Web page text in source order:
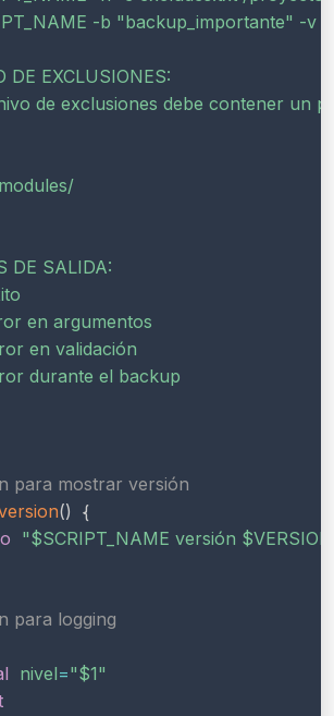
-b "backup_importante" -v
DE EXCLUSIONES:
de exclusiones debe contener un
DE SALIDA:
en argumentos
en validación
durante el backup
para mostrar versión
() {
"$SCRIPT_NAME versión $VERSION
para logging
nivel="$1"